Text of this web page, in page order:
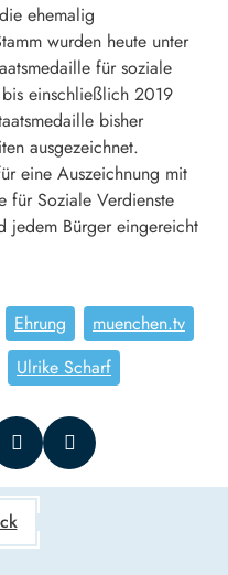
ehemalig
wurden heute unter
für soziale
einschließlich 2019
bisher
ausgezeichnet.
eine Auszeichnung mit
für Soziale Verdienste
jedem Bürger eingereicht
Ehrung
muenchen.tv
Ulrike Scharf